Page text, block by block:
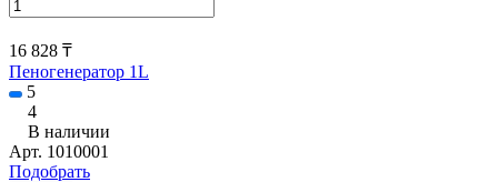
16 828 ₸
Пеногенератор 1L
5
4
В наличии
Арт. 1010001
Подобрать